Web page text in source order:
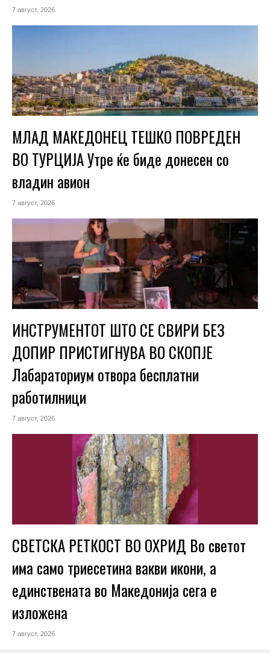
7 август, 2026
МЛАД МАКЕДОНЕЦ ТЕШКО ПОВРЕДЕН
ВО ТУРЦИЈА Утре ќе биде донесен со
владин авион
7 август, 2026
ИНСТРУМЕНТОТ ШТО СЕ СВИРИ БЕЗ
ДОПИР ПРИСТИГНУВА ВО СКОПЈЕ
Лабараториум отвора бесплатни
работилници
7 август, 2026
СВЕТСКА РЕТКОСТ ВО ОХРИД Во светот
има само триесетина вакви икони, а
единствената во Македонија сега е
изложена
7 август, 2026